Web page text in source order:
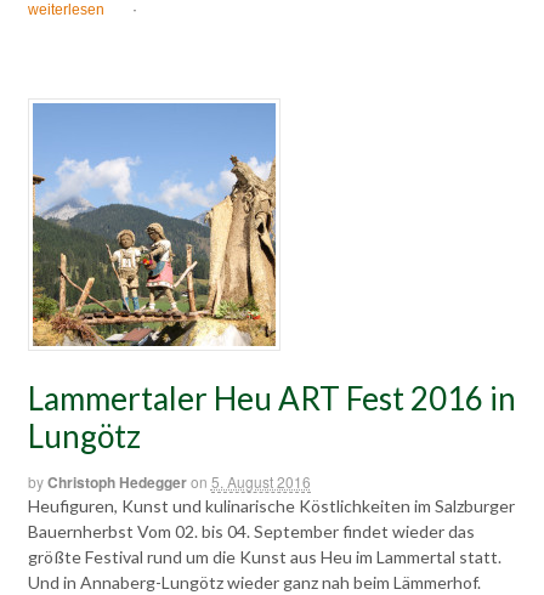
weiterlesen ·
Lammertaler Heu ART Fest 2016 in
Lungötz
byChristoph Hedeggeron 5. August 2016
Heufiguren, Kunst und kulinarische Köstlichkeiten im Salzburger
Bauernherbst Vom 02. bis 04. September findet wieder das
größte Festival rund um die Kunst aus Heu im Lammertal statt.
Und in Annaberg-Lungötz wieder ganz nah beim Lämmerhof.